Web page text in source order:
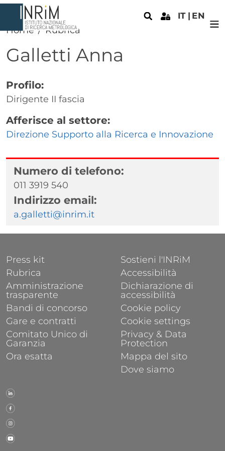
Salta al contenuto principale
IT EN
Home Rubrica
Galletti Anna
Profilo:
Dirigente II fascia
Afferisce al settore:
Direzione Supporto alla Ricerca e Innovazione
Numero di telefono:
011 3919 540
Indirizzo email:
a.galletti@inrim.it
FOOTER 1
Press kit
Rubrica
Amministrazione
trasparente
Bandi di concorso
Gare e contratti
Comitato Unico di
Garanzia
Ora esatta
FOOTER 2
Sostieni l'INRiM
Accessibilità
Dichiarazione di
accessibilità
Cookie policy
Cookie settings
Privacy & Data
Protection
Mappa del sito
Dove siamo